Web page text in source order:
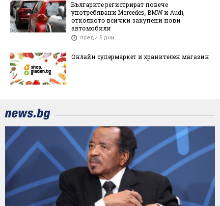
Българите регистрират повече
употребявани Mercedes, BMW и Audi,
отколкото всички закупени нови
автомобили
преди 5 дни
Онлайн супермаркет и хранителен магазин